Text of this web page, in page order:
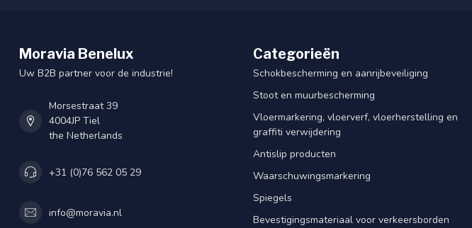
Moravia Benelux
Uw B2B partner voor de industrie!
Morsestraat 39
4004JP Tiel
the Netherlands
+31 (0)76 562 05 29
info@moravia.nl
Categorieën
Schokbescherming en aanrijbeveiliging
Stoot en muurbescherming
Vloermarkering, vloerverf, vloerherstelling en
graffiti verwijdering
Antislip producten
Waarschuwingsmarkering
Spiegels
Bevestigingsmateriaal voor verkeersborden